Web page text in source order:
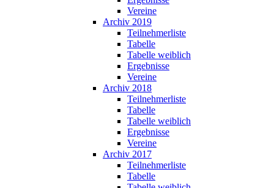
Vereine
Archiv 2019
Teilnehmerliste
Tabelle
Tabelle weiblich
Ergebnisse
Vereine
Archiv 2018
Teilnehmerliste
Tabelle
Tabelle weiblich
Ergebnisse
Vereine
Archiv 2017
Teilnehmerliste
Tabelle